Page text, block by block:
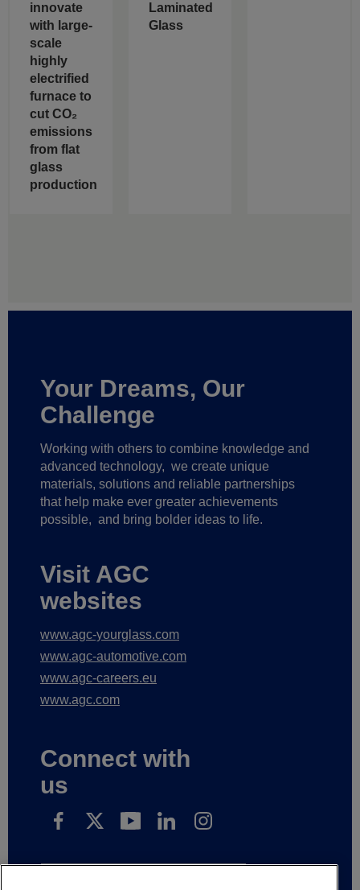
innovate
with large-
scale
highly
electrified
furnace to
cut CO₂
emissions
from flat
glass
production
Laminated
Glass
Your Dreams, Our
Challenge
Working with others to combine knowledge and
advanced technology, we create unique
materials, solutions and reliable partnerships
that help make ever greater achievements
possible, and bring bolder ideas to life.
Visit AGC
websites
www.agc-yourglass.com
www.agc-automotive.com
www.agc-careers.eu
www.agc.com
Connect with
us